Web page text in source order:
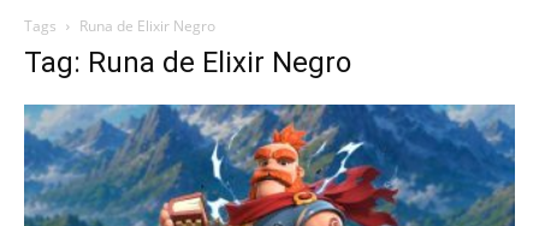
Tags Runa de Elixir Negro
Tag: Runa de Elixir Negro